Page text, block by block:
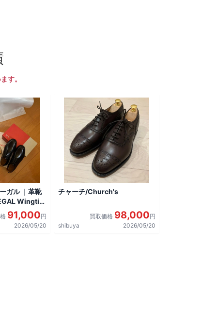
す。
ガル ｜革靴
Wingtip
した。
91,000円
2026/05/20
チャーチ/Church's
買取価格 98,000円
shibuya
2026/05/20